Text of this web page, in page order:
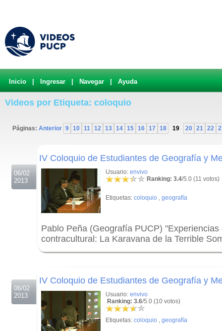
Inicio Ingresar Navegar Ayuda
Videos por Etiqueta: coloquio
Páginas: Anterior 9 10 11 12 13 14 15 16 17 18 19 20 21 22
06/02
2013
IV Coloquio de Estudiantes de Geografía y
Usuario: envivo
Ranking: 3.4/5.0 (11 votos)
Etiquetas: coloquio , geografía
Pablo Peña (Geografía PUCP)
contracultural: La Karavana de la Terrible
06/02
2013
IV Coloquio de Estudiantes de Geografía y
Usuario: envivo
Ranking: 3.6/5.0 (10 votos)
Etiquetas: coloquio , geografía